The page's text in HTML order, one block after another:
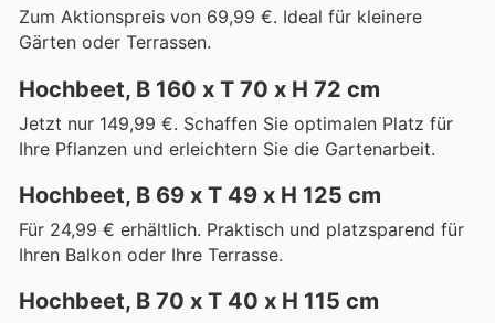
Zum Aktionspreis von 69,99 €. Ideal für kleinere
Gärten oder Terrassen.
Hochbeet, B 160 x T 70 x H 72 cm
Jetzt nur 149,99 €. Schaffen Sie optimalen Platz für
Ihre Pflanzen und erleichtern Sie die Gartenarbeit.
Hochbeet, B 69 x T 49 x H 125 cm
Für 24,99 € erhältlich. Praktisch und platzsparend für
Ihren Balkon oder Ihre Terrasse.
Hochbeet, B 70 x T 40 x H 115 cm